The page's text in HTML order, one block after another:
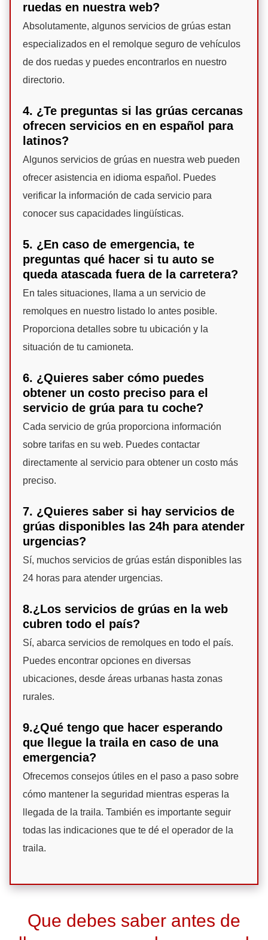
ruedas en nuestra web?
Absolutamente, algunos servicios de grúas estan
especializados en el remolque seguro de vehículos
de dos ruedas y puedes encontrarlos en nuestro
directorio.
4. ¿Te preguntas si las grúas cercanas
ofrecen servicios en en español para
latinos?
Algunos servicios de grúas en nuestra web pueden
ofrecer asistencia en idioma español. Puedes
verificar la información de cada servicio para
conocer sus capacidades lingüísticas.
5. ¿En caso de emergencia, te
preguntas qué hacer si tu auto se
queda atascada fuera de la carretera?
En tales situaciones, llama a un servicio de
remolques en nuestro listado lo antes posible.
Proporciona detalles sobre tu ubicación y la
situación de tu camioneta.
6. ¿Quieres saber cómo puedes
obtener un costo preciso para el
servicio de grúa para tu coche?
Cada servicio de grúa proporciona información
sobre tarifas en su web. Puedes contactar
directamente al servicio para obtener un costo más
preciso.
7. ¿Quieres saber si hay servicios de
grúas disponibles las 24h para atender
urgencias?
Sí, muchos servicios de grúas están disponibles las
24 horas para atender urgencias.
8.¿Los servicios de grúas en la web
cubren todo el país?
Sí, abarca servicios de remolques en todo el país.
Puedes encontrar opciones en diversas
ubicaciones, desde áreas urbanas hasta zonas
rurales.
9.¿Qué tengo que hacer esperando
que llegue la traila en caso de una
emergencia?
Ofrecemos consejos útiles en el paso a paso sobre
cómo mantener la seguridad mientras esperas la
llegada de la traila. También es importante seguir
todas las indicaciones que te dé el operador de la
traila.
Que debes saber antes de